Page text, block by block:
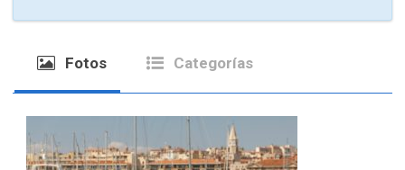
Fotos Categorías